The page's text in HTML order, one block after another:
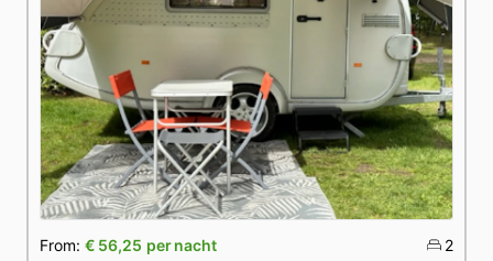
From: € 56,25 per nacht
2